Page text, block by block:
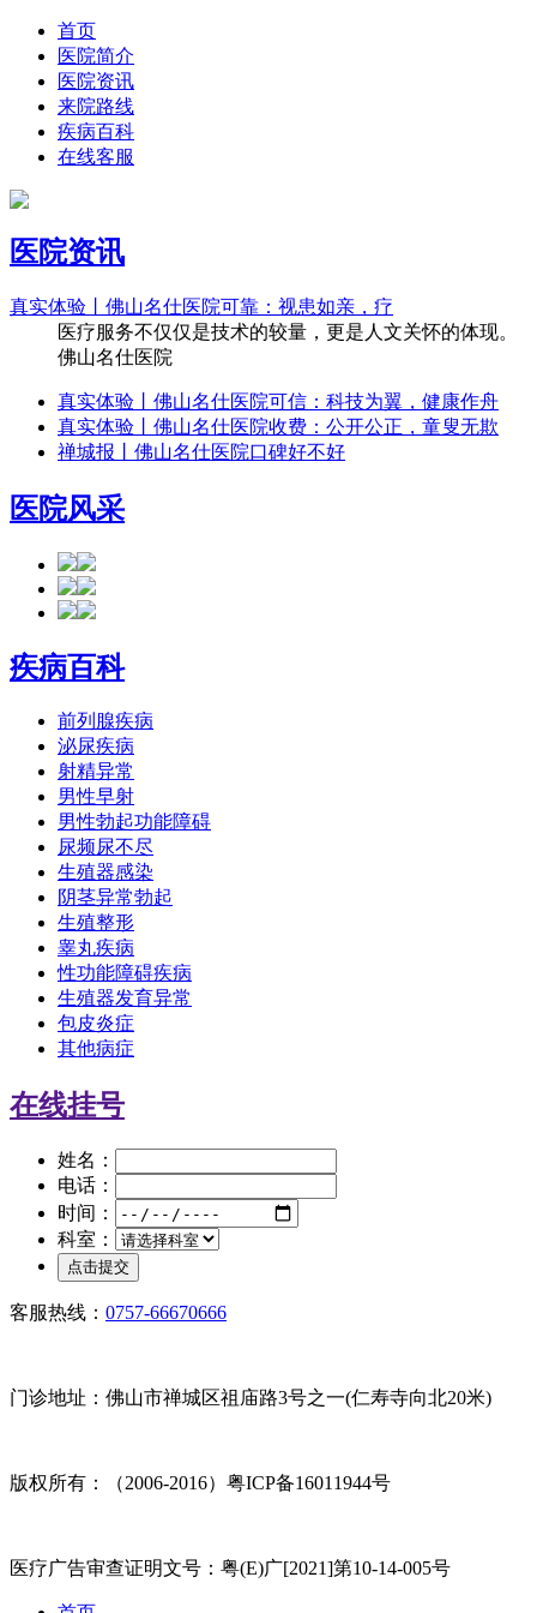
首页
医院简介
医院资讯
来院路线
疾病百科
在线客服
医院资讯
真实体验丨佛山名仕医院可靠：视患如亲，疗
医疗服务不仅仅是技术的较量，更是人文关怀的体现。
佛山名仕医院
真实体验丨佛山名仕医院可信：科技为翼，健康作舟
真实体验丨佛山名仕医院收费：公开公正，童叟无欺
禅城报丨佛山名仕医院口碑好不好
医院风采
疾病百科
前列腺疾病
泌尿疾病
射精异常
男性早射
男性勃起功能障碍
尿频尿不尽
生殖器感染
阴茎异常勃起
生殖整形
睾丸疾病
性功能障碍疾病
生殖器发育异常
包皮炎症
其他病症
在线挂号
姓名：
电话：
时间：
科室：
客服热线： 0757-66670666
门诊地址：佛山市禅城区祖庙路3号之一(仁寿寺向北20米)
版权所有：（2006-2016）粤ICP备16011944号
医疗广告审查证明文号：粤(E)广[2021]第10-14-005号